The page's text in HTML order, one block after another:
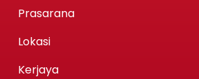
Prasarana
Lokasi
Kerjaya